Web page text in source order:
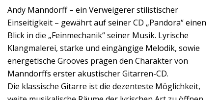
Andy Manndorff – ein Verweigerer stilistischer
Einseitigkeit – gewährt auf seiner CD „Pandora“ einen
Blick in die „Feinmechanik“ seiner Musik. Lyrische
Klangmalerei, starke und eingängige Melodik, sowie
energetische Grooves prägen den Charakter von
Manndorffs erster akustischer Gitarren-CD.
Die klassische Gitarre ist die dezenteste Möglichkeit,